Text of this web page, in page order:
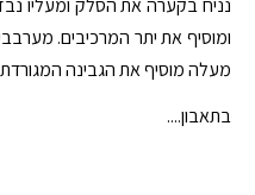
נניח בקערה את הסלק ומעליו
ומוסיף את יתר המרכיבים.
מעלה מוסיף את הגבינה
בתאבון....